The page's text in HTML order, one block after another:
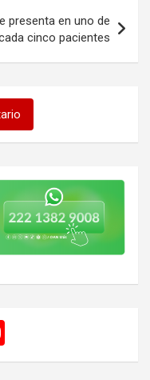
presenta en uno de
cinco pacientes
o